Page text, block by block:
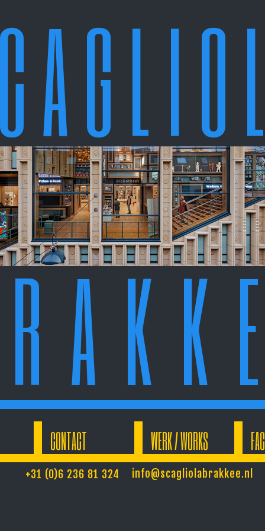
info@scagliolabrakkee.nl
+31 (0)6 236 81 324
WERK / WORKS
CONTACT
A K K
A G L I O